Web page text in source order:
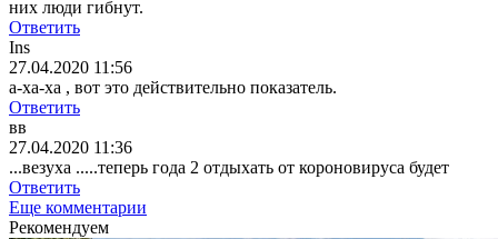
них люди гибнут.
Ответить
Ins
27.04.2020 11:56
а-ха-ха , вот это действительно показатель.
Ответить
вв
27.04.2020 11:36
...везуха .....теперь года 2 отдыхать от короновируса будет
Ответить
Еще комментарии
Рекомендуем